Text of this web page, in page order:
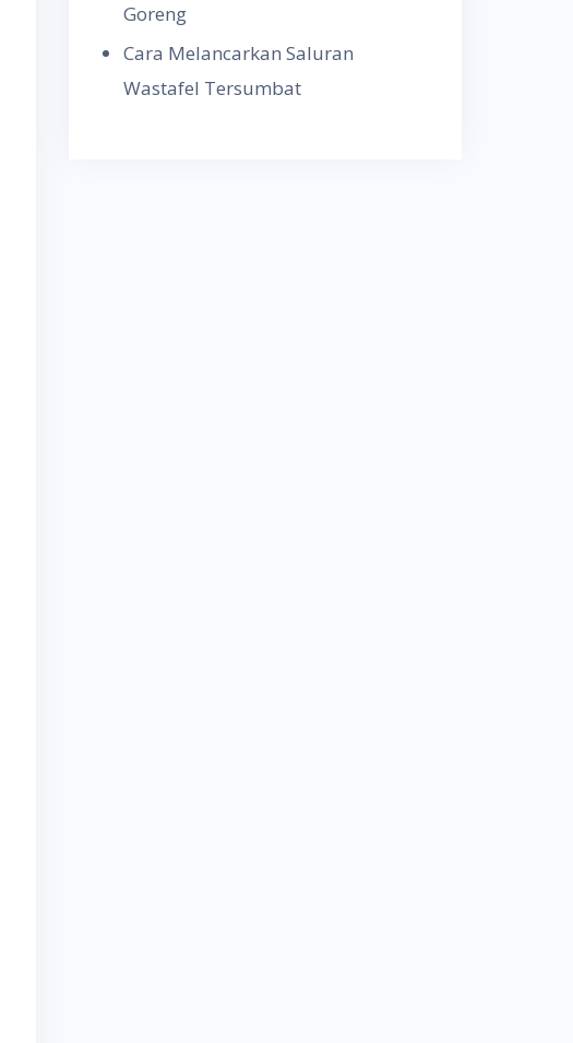
Goreng
Cara Melancarkan Saluran
Wastafel Tersumbat